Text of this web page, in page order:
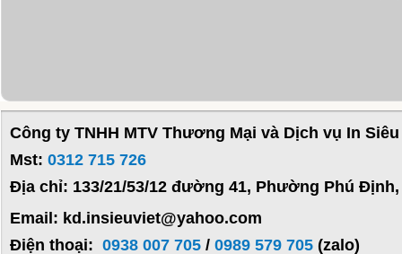
Công ty TNHH MTV Thương Mại và Dịch vụ In
Mst: 0312 715 726
Địa chỉ: 133/21/53/12 đường 41, Phường Phú Định,
Email: kd.insieuviet@yahoo.com
Điện thoại: 0938 007 705 / 0989 579 705 (zalo)